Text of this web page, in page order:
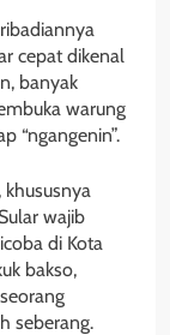
cepat dikenal
banyak
warung
“ngangenin”.
khususnya
wajib
di Kota
bakso,
seberang.